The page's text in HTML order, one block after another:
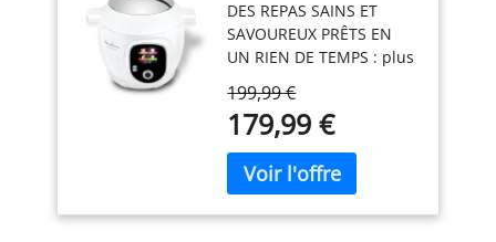
recettes - Blanc
DES REPAS SAINS ET
SAVOUREUX PRÊTS EN
UN RIEN DE TEMPS : plus
réaliser en moins de 10
minutes avec le
multicuiseur haute
pression Cookeo et
l'application MyMoulinex
UN MAXIMUM
199,99 €
179,99 €